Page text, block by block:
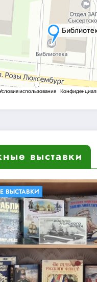
выставки
БИБЛИОТЕКИ В КНИГАХ